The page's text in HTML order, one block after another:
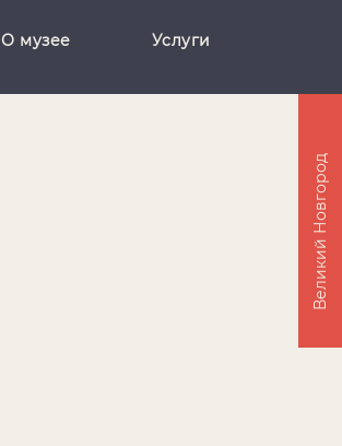
О музее Услуги
Великий Новгород